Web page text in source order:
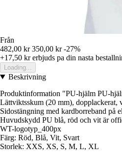
Från
482,00 kr 350,00 kr -27%
+17,50 krerbjuds pa din nasta
Loading...
Beskrivning
Produktinformation "PU-hjälm PU-
Lättviktsskum (20 mm), dopplackerat,
Sidostängning med kardborreband på
Huvudskydd PU blå, röd och vit är
WT-logotyp_400px
Färg: Röd, Blå, Vit, Svart
Storlek: XXS, XS, S, M, L, XL